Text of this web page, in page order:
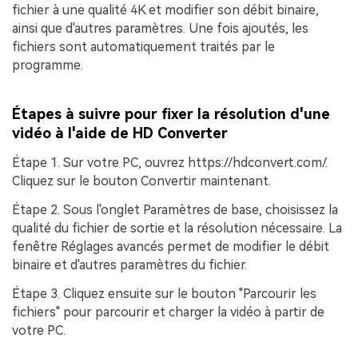
fichier à une qualité 4K et modifier son débit binaire,
ainsi que d'autres paramètres. Une fois ajoutés, les
fichiers sont automatiquement traités par le
programme.
Étapes à suivre pour fixer la résolution d'une
vidéo à l'aide de HD Converter
Étape 1. Sur votre PC, ouvrez https://hdconvert.com/.
Cliquez sur le bouton Convertir maintenant.
Étape 2. Sous l'onglet Paramètres de base, choisissez la
qualité du fichier de sortie et la résolution nécessaire. La
fenêtre Réglages avancés permet de modifier le débit
binaire et d'autres paramètres du fichier.
Étape 3. Cliquez ensuite sur le bouton "Parcourir les
fichiers" pour parcourir et charger la vidéo à partir de
votre PC.